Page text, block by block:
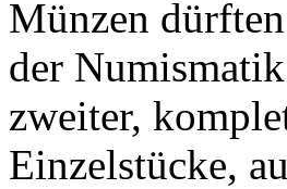
Münzen
der
zweiter,
Einzelstücke,